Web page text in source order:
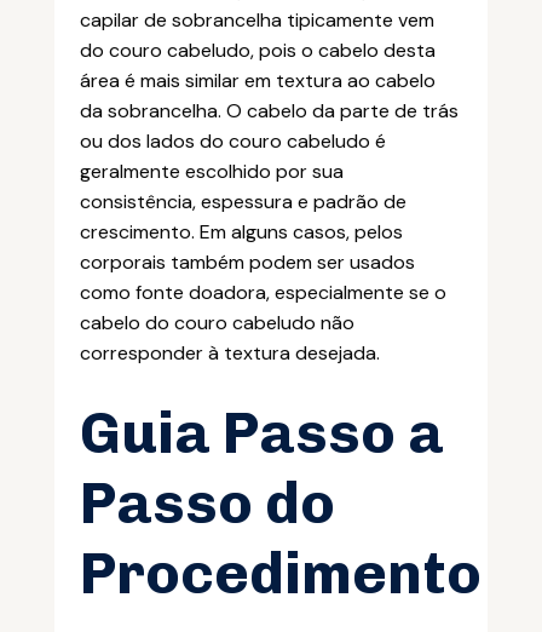
capilar de sobrancelha tipicamente vem
do couro cabeludo, pois o cabelo desta
área é mais similar em textura ao cabelo
da sobrancelha. O cabelo da parte de trás
ou dos lados do couro cabeludo é
geralmente escolhido por sua
consistência, espessura e padrão de
crescimento. Em alguns casos, pelos
corporais também podem ser usados
como fonte doadora, especialmente se o
cabelo do couro cabeludo não
corresponder à textura desejada.
Guia Passo a
Passo do
Procedimento